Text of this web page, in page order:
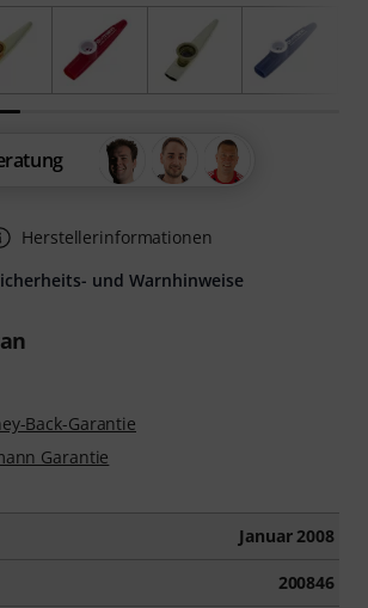
Back-Garantie
Garantie
Januar 2008
200846
Herstellerinformationen
und Warnhinweise